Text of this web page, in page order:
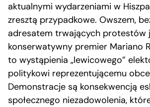
aktualnymi wydarzeniami w
zresztą przypadkowe. Owszem,
adresatem trwających protestów
konserwatywny premier Mariano
to wystąpienia „lewicowego”
politykowi reprezentującemu
Demonstracje są konsekwencją
społecznego niezadowolenia,